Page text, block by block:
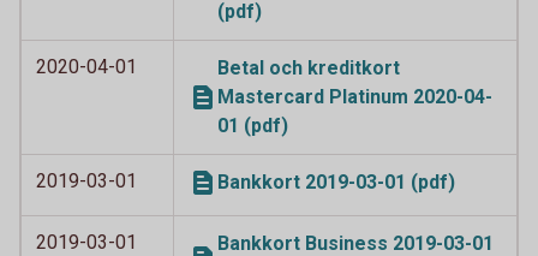
(pdf)
2020-04-01
Betal och kreditkort
Mastercard Platinum 2020-04-
01 (pdf)
2019-03-01 Bankkort 2019-03-01 (pdf)
2019-03-01
Bankkort Business 2019-03-01